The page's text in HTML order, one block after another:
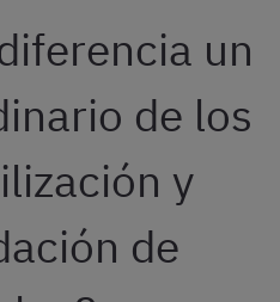
un
de los
y
de